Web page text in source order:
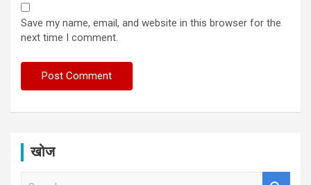
Save my name, email, and website in this browser for the
next time I comment.
खोज